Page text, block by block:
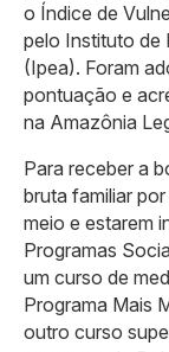
o Índice de
pelo Instituto de
(Ipea). Foram
pontuação e
na Amazônia
Para receber a
bruta familiar
meio e estarem
Programas
um curso de
Programa Mais
outro curso